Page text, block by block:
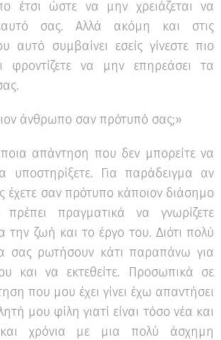
έτσι ώστε να μην χρειάζεται να
σας. Αλλά ακόμη και στις
αυτό συμβαίνει εσείς γίνεστε πιο
φροντίζετε να μην επηρεάσει τα
άνθρωπο σαν πρότυπό σας;»
απάντηση που δεν μπορείτε να
υποστηρίξετε. Για παράδειγμα αν
έχετε σαν πρότυπο κάποιον διάσημο
πραγματικά να γνωρίζετε
την ζωή και το έργο του. Διότι πολύ
σας ρωτήσουν κάτι παραπάνω για
και να εκτεθείτε. Προσωπικά σε
που μου έχει γίνει έχω απαντήσει
μου φίλη γιατί είναι τόσο νέα και
χρόνια με μια πολύ άσχημη